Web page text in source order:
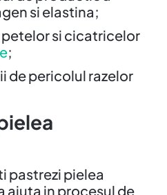
si elastina;
si cicatricelor
;
de pericolul razelor
pastrezi pielea
ajuta in procesul de